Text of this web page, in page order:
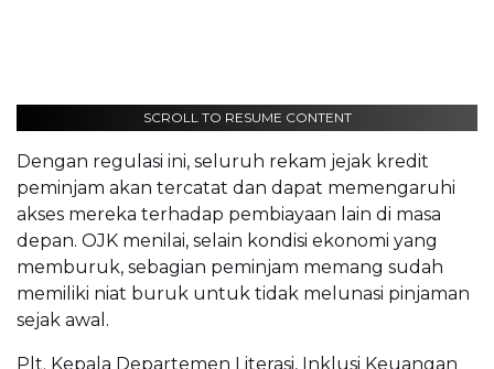
SCROLL TO RESUME CONTENT
Dengan regulasi ini, seluruh rekam jejak kredit
peminjam akan tercatat dan dapat memengaruhi
akses mereka terhadap pembiayaan lain di masa
depan. OJK menilai, selain kondisi ekonomi yang
memburuk, sebagian peminjam memang sudah
memiliki niat buruk untuk tidak melunasi pinjaman
sejak awal.
Plt. Kepala Departemen Literasi, Inklusi Keuangan